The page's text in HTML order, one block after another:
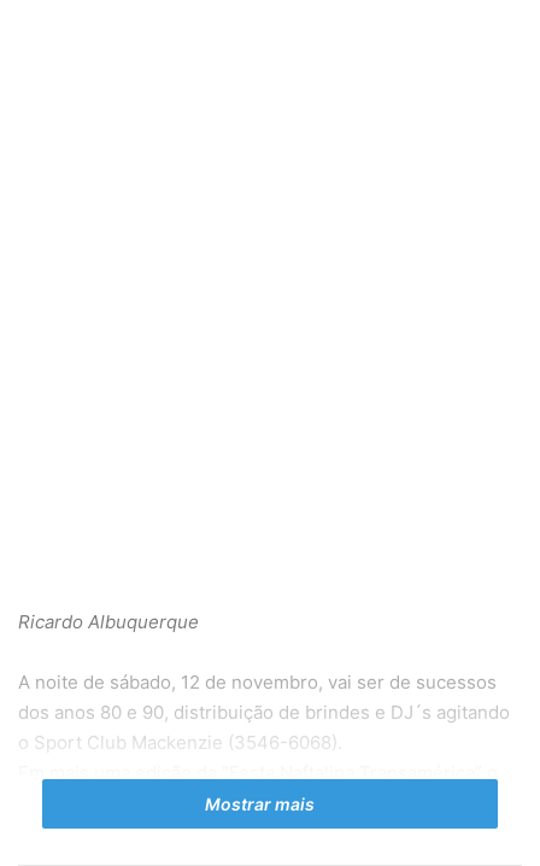
Ricardo Albuquerque
A noite de sábado, 12 de novembro, vai ser de sucessos
dos anos 80 e 90, distribuição de brindes e DJ´s agitando
o Sport Club Mackenzie (3546-6068).
público vai se divertir com show da banda V-TRIX
apresentando sucessos da Disco anos 70, Legião, Michael
Mostrar mais